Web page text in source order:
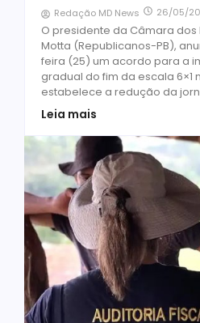
Redação MD News 26/05/
O presidente da Câmara dos
Motta (Republicanos-PB),
feira (25) um acordo para a
gradual do fim da escala 6×1
estabelece a redução da
Leia mais